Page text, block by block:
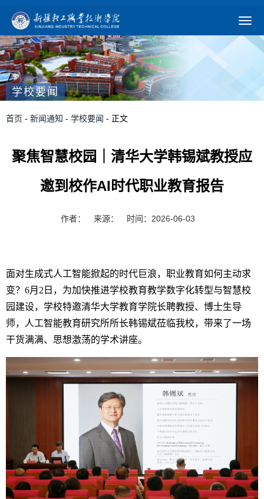
学校要闻
首页 - 新闻通知 - 学校要闻 - 正文
聚焦智慧校园｜清华大学韩锡斌教授应
邀到校作AI时代职业教育报告
作者： 来源： 时间：2026-06-03
面对生成式人工智能掀起的时代巨浪，职业教育如何主动求
变？6月2日，为加快推进学校教育教学数字化转型与智慧校
园建设，学校特邀清华大学教育学院长聘教授、博士生导
师，人工智能教育研究所所长韩锡斌莅临我校，带来了一场
干货满满、思想激荡的学术讲座。